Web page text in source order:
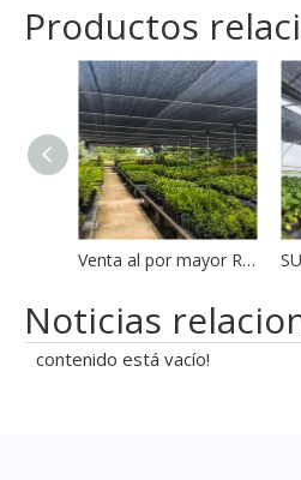
Productos
Venta al por mayor Red de sombra negra mono tejida HDPE
Noticias
contenido está vacío!